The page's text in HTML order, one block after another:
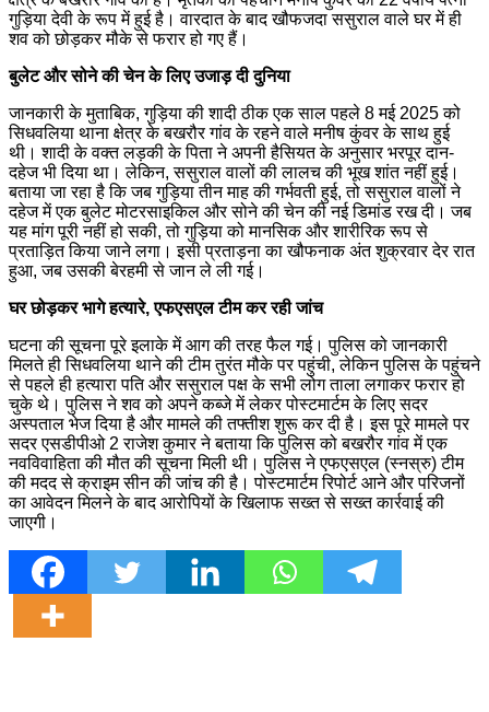
गुड़िया देवी के रूप में हुई है। वारदात के बाद खौफजदा ससुराल वाले घर में ही
शव को छोड़कर मौके से फरार हो गए हैं।
बुलेट और सोने की चेन के लिए उजाड़ दी दुनिया
जानकारी के मुताबिक, गुड़िया की शादी ठीक एक साल पहले 8 मई 2025 को
सिधवलिया थाना क्षेत्र के बखरौर गांव के रहने वाले मनीष कुंवर के साथ हुई
थी। शादी के वक्त लड़की के पिता ने अपनी हैसियत के अनुसार भरपूर दान-
दहेज भी दिया था। लेकिन, ससुराल वालों की लालच की भूख शांत नहीं हुई।
बताया जा रहा है कि जब गुड़िया तीन माह की गर्भवती हुई, तो ससुराल वालों ने
दहेज में एक बुलेट मोटरसाइकिल और सोने की चेन की नई डिमांड रख दी। जब
यह मांग पूरी नहीं हो सकी, तो गुड़िया को मानसिक और शारीरिक रूप से
प्रताड़ित किया जाने लगा। इसी प्रताड़ना का खौफनाक अंत शुक्रवार देर रात
हुआ, जब उसकी बेरहमी से जान ले ली गई।
घर छोड़कर भागे हत्यारे, एफएसएल टीम कर रही जांच
घटना की सूचना पूरे इलाके में आग की तरह फैल गई। पुलिस को जानकारी
मिलते ही सिधवलिया थाने की टीम तुरंत मौके पर पहुंची, लेकिन पुलिस के पहुंचने
से पहले ही हत्यारा पति और ससुराल पक्ष के सभी लोग ताला लगाकर फरार हो
चुके थे। पुलिस ने शव को अपने कब्जे में लेकर पोस्टमार्टम के लिए सदर
अस्पताल भेज दिया है और मामले की तफ्तीश शुरू कर दी है। इस पूरे मामले पर
सदर एसडीपीओ 2 राजेश कुमार ने बताया कि पुलिस को बखरौर गांव में एक
नवविवाहिता की मौत की सूचना मिली थी। पुलिस ने एफएसएल (स्नस्रु) टीम
की मदद से क्राइम सीन की जांच की है। पोस्टमार्टम रिपोर्ट आने और परिजनों
का आवेदन मिलने के बाद आरोपियों के खिलाफ सख्त से सख्त कार्रवाई की
जाएगी।